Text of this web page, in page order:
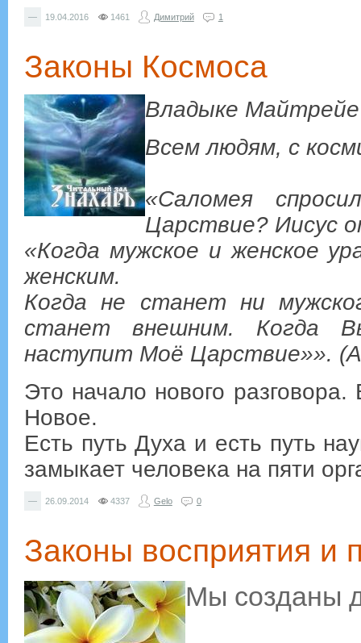
— 19.04.2016 1461 Димитрий 1
Законы Космоса
Владыке
Всем людям, с
«Саломея
Царствие? Иисус
«Когда мужское и женское
женским.
Когда не станет ни
станет внешним. Когда
наступит Моё Царствие»».
Это начало нового
Новое.
Есть путь Духа и есть путь
замыкает человека на пяти
— 26.09.2014 4337 Gelo 0
Законы восприятия и
Мы созданы